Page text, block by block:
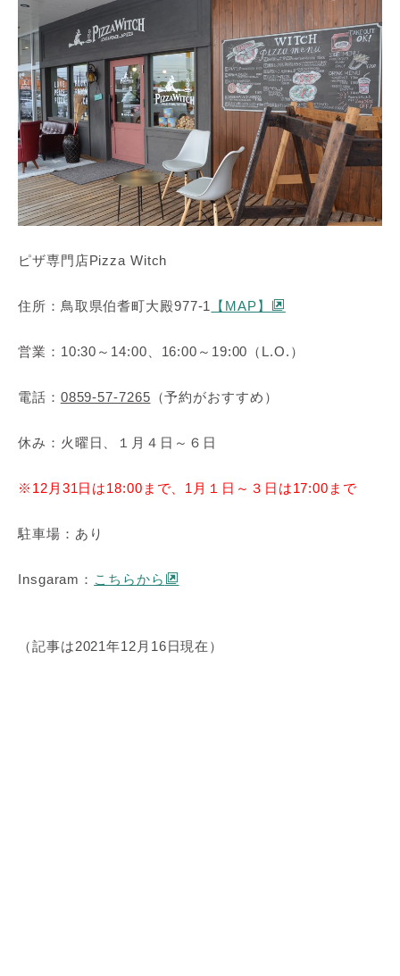
ピザ専門店Pizza Witch
住所：鳥取県伯耆町大殿977-1 【MAP】
営業：10:30～14:00、16:00～19:00（L.O.）
電話： 0859-57-7265 （予約がおすすめ）
休み：火曜日、１月４日～６日
※12月31日は18:00まで、1月１日～３日は17:00まで
駐車場：あり
Insgaram： こちらから
（記事は2021年12月16日現在）